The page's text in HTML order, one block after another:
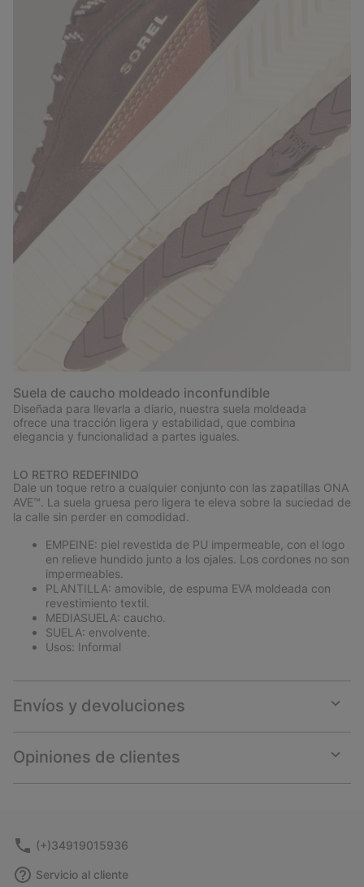
Suela de caucho moldeado inconfundible
Diseñada para llevarla a diario, nuestra suela moldeada
ofrece una tracción ligera y estabilidad, que combina
elegancia y funcionalidad a partes iguales.
LO RETRO REDEFINIDO
Dale un toque retro a cualquier conjunto con las zapatillas ONA
AVE™. La suela gruesa pero ligera te eleva sobre la suciedad de
la calle sin perder en comodidad.
EMPEINE: piel revestida de PU impermeable, con el logo
en relieve hundido junto a los ojales. Los cordones no son
impermeables.
PLANTILLA: amovible, de espuma EVA moldeada con
revestimiento textil.
MEDIASUELA: caucho.
SUELA: envolvente.
Usos: Informal
Envíos y devoluciones
or
Opiniones de clientes
or
(+)34919015936
Servicio al cliente